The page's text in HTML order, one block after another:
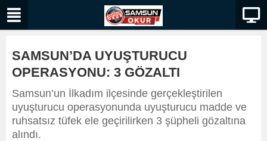
SAMSUN’DA UYUŞTURUCU
OPERASYONU: 3 GÖZALTI
Samsun’un İlkadım ilçesinde gerçekleştirilen
uyuşturucu operasyonunda uyuşturucu madde ve
ruhsatsız tüfek ele geçirilirken 3 şüpheli gözaltına
alındı.